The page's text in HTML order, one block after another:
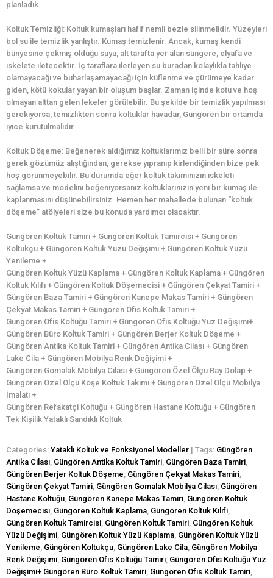
planladık.
Koltuk Temizliği: Koltuk kumaşları hafif nemli bezle silinmelidir. Yüzeyleri
bol su ile temizlik yanlıştır. Kumaş temizlenir. Ancak, kumaş kendi
bünyesine çekmiş olduğu suyu, alt tarafta yer alan süngere, elyafa ve
iskelete iletecektir. İç taraflara ilerleyen su buradan kolaylıkla tahliye
olamayacağı ve buharlaşamayacağı için küflenme ve çürümeye kadar
giden, kötü kokular yayan bir oluşum başlar. Zaman içinde kotu ve hoş
olmayan alttan gelen lekeler görülebilir. Bu şekilde bir temizlik yapılması
gerekiyorsa, temizlikten sonra koltuklar havadar, Güngören bir ortamda
iyice kurutulmalıdır.
Koltuk Döşeme: Beğenerek aldığımız koltuklarımız belli bir süre sonra
gerek gözümüz alıştığından, gerekse yıpranıp kirlendiğinden bize pek
hoş görünmeyebilir. Bu durumda eğer koltuk takımınızın iskeleti
sağlamsa ve modelini beğeniyorsanız koltuklarınızın yeni bir kumaş ile
kaplanmasını düşünebilirsiniz. Hemen her mahallede bulunan “koltuk
döşeme” atölyeleri size bu konuda yardımcı olacaktır.
Güngören Koltuk Tamiri + Güngören Koltuk Tamircisi + Güngören
Koltukçu + Güngören Koltuk Yüzü Değişimi + Güngören Koltuk Yüzü
Yenileme +
Güngören Koltuk Yüzü Kaplama + Güngören Koltuk Kaplama + Güngören
Koltuk Kılıfı + Güngören Koltuk Döşemecisi + Güngören Çekyat Tamiri +
Güngören Baza Tamiri + Güngören Kanepe Makas Tamiri + Güngören
Çekyat Makas Tamiri + Güngören Ofis Koltuk Tamiri +
Güngören Ofis Koltuğu Tamiri + Güngören Ofis Koltuğu Yüz Değişimi+
Güngören Büro Koltuk Tamiri + Güngören Berjer Koltuk Döşeme +
Güngören Antika Koltuk Tamiri + Güngören Antika Cilası + Güngören
Lake Cila + Güngören Mobilya Renk Değişimi +
Güngören Gomalak Mobilya Cilası + Güngören Özel Ölçü Ray Dolap +
Güngören Özel Ölçü Köşe Koltuk Takımı + Güngören Özel Ölçü Mobilya
İmalatı +
Güngören Refakatçi Koltuğu + Güngören Hastane Koltuğu + Güngören
Tek Kişilik Yataklı Sandıklı Koltuk
Categories: Yataklı Koltuk ve Fonksiyonel Modeller | Tags: Güngören
Antika Cilası Güngören Antika Koltuk Tamiri Güngören Baza Tamiri
Güngören Berjer Koltuk Döşeme Güngören Çekyat Makas Tamiri
Güngören Çekyat Tamiri Güngören Gomalak Mobilya Cilası Güngören
Hastane Koltuğu Güngören Kanepe Makas Tamiri Güngören Koltuk
Döşemecisi Güngören Koltuk Kaplama Güngören Koltuk Kılıfı
Güngören Koltuk Tamircisi Güngören Koltuk Tamiri Güngören Koltuk
Yüzü Değişimi Güngören Koltuk Yüzü Kaplama Güngören Koltuk Yüzü
Yenileme Güngören Koltukçu Güngören Lake Cila Güngören Mobilya
Renk Değişimi Güngören Ofis Koltuğu Tamiri Güngören Ofis Koltuğu Yüz
Değişimi+ Güngören Büro Koltuk Tamiri Güngören Ofis Koltuk Tamiri